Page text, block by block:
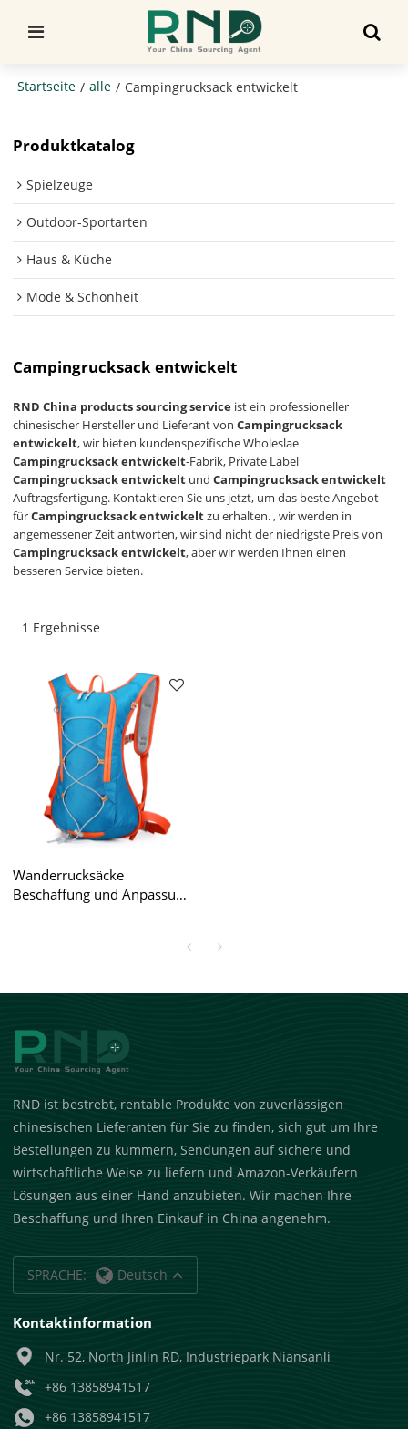
Startseite / alle / Campingrucksack entwickelt
Produktkatalog
Spielzeuge
Outdoor-Sportarten
Haus & Küche
Mode & Schönheit
Campingrucksack entwickelt
RND China products sourcing service ist ein professioneller
chinesischer Hersteller und Lieferant vonCampingrucksack
entwickelt, wir bieten kundenspezifische Wholeslae
Campingrucksack entwickelt-Fabrik, Private Label
Campingrucksack entwickelt undCampingrucksack entwickelt
Auftragsfertigung. Kontaktieren Sie uns jetzt, um das beste Angebot
fürCampingrucksack entwickeltzu erhalten. , wir werden in
angemessener Zeit antworten, wir sind nicht der niedrigste Preis von
Campingrucksack entwickelt, aber wir werden Ihnen einen
besseren Service bieten.
1 Ergebnisse
Wanderrucksäcke
Beschaffung und Anpassung
RND ist bestrebt, rentable Produkte von zuverlässigen
chinesischen Lieferanten für Sie zu finden, sich gut um Ihre
Bestellungen zu kümmern, Sendungen auf sichere und
wirtschaftliche Weise zu liefern und Amazon-Verkäufern
Lösungen aus einer Hand anzubieten. Wir machen Ihre
Beschaffung und Ihren Einkauf in China angenehm.
SPRACHE: Deutsch
Kontaktinformation
Nr. 52, North Jinlin RD, Industriepark Niansanli
+86 13858941517
+86 13858941517